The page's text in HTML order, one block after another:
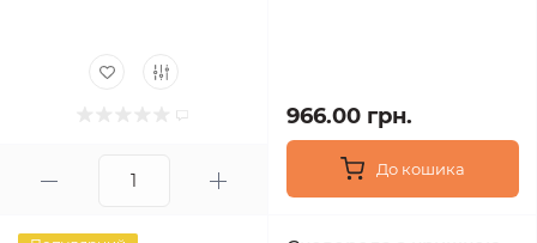
966.00 грн.
До кошика